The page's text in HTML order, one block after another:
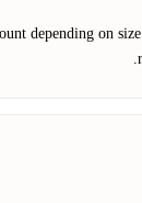
depending on